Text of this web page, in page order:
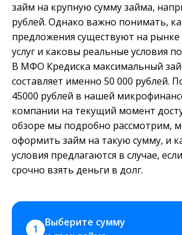
займ на крупную сумму займа,
рублей. Однако важно понимать,
предложения существуют на
услуг и каковы реальные условия
В МФО Кредиска максимальный
составляет именно 50 000 рублей.
45000 рублей в нашей
компании на текущий момент
обзоре мы подробно рассмотрим,
оформить займ на такую сумму, и
условия предлагаются в случае,
срочно взять деньги в долг.
1
Выберите сумму